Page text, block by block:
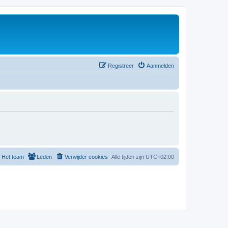
Aanmelden
Registreer
Alle tijden zijn UTC+02:00
Verwijder cookies
Leden
Het team